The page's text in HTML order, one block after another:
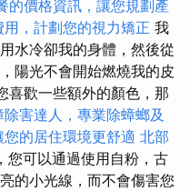
的價格資訊，讓您規劃產
，計劃您的視力矯正 我
水冷卻我的身體，然後從
陽光不會開始燃燒我的皮
喜歡一些額外的顏色，那
除害達人，專業除蟑螂及
的居住環境更舒適 北部
您可以通過使用自粉，古
的小光線，而不會傷害您